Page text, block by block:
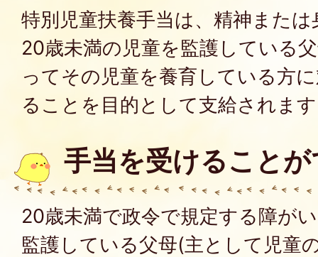
特別児童扶養手当は、精神また
20歳未満の児童を監護している
ってその児童を養育している方
ることを目的として支給されま
手当を受けること
20歳未満で政令で規定する障が
監護している父母(主として児童